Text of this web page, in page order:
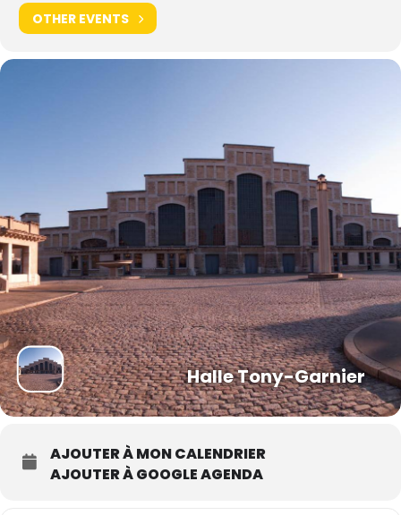
OTHER EVENTS
Halle Tony-Garnier
AJOUTER À MON CALENDRIER
AJOUTER À GOOGLE AGENDA